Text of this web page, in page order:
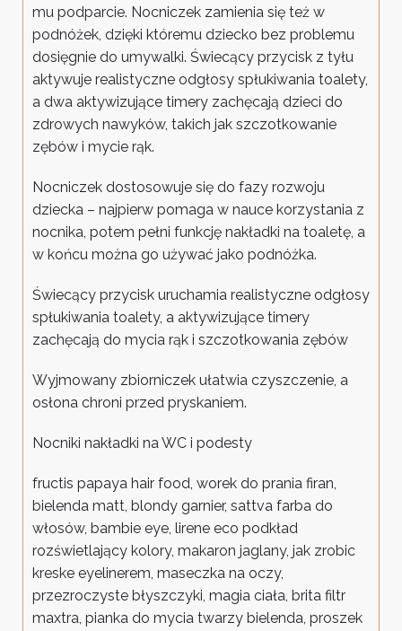
mu podparcie. Nocniczek zamienia się też w
podnóżek, dzięki któremu dziecko bez problemu
dosięgnie do umywalki. Świecący przycisk z tyłu
aktywuje realistyczne odgłosy spłukiwania toalety,
a dwa aktywizujące timery zachęcają dzieci do
zdrowych nawyków, takich jak szczotkowanie
zębów i mycie rąk.
Nocniczek dostosowuje się do fazy rozwoju
dziecka – najpierw pomaga w nauce korzystania z
nocnika, potem pełni funkcję nakładki na toaletę, a
w końcu można go używać jako podnóżka.
Świecący przycisk uruchamia realistyczne odgłosy
spłukiwania toalety, a aktywizujące timery
zachęcają do mycia rąk i szczotkowania zębów
Wyjmowany zbiorniczek ułatwia czyszczenie, a
osłona chroni przed pryskaniem.
Nocniki nakładki na WC i podesty
fructis papaya hair food, worek do prania firan,
bielenda matt, blondy garnier, sattva farba do
włosów, bambie eye, lirene eco podkład
rozświetlający kolory, makaron jaglany, jak zrobic
kreske eyelinerem, maseczka na oczy,
przezroczyste błyszczyki, magia ciała, brita filtr
maxtra, pianka do mycia twarzy bielenda, proszek